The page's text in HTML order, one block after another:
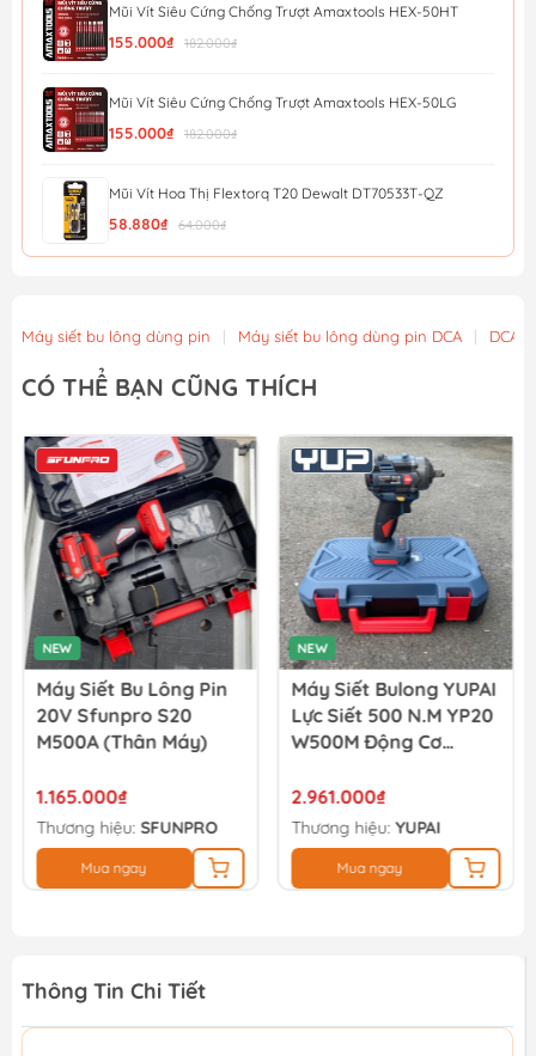
Mũi Vít Siêu Cứng Chống Trượt Amaxtools HEX-50HT
155.000₫ 182.000₫
Mũi Vít Siêu Cứng Chống Trượt Amaxtools HEX-50LG
155.000₫ 182.000₫
Mũi Vít Hoa Thị Flextorq T20 Dewalt DT70533T-QZ
58.880₫ 64.000₫
Mũi Vít Chống Trượt Amaxtools HEX-75CT
49.900₫
Mũi Vít Chống Trượt Amaxtools HEX-65CT
44.900₫
Máy siết bu lông dùng pin | Máy siết bu lông dùng pin DCA | DCA
CÓ THỂ BẠN CŨNG THÍCH
NEW
Máy Siết Bu Lông Pin
20V Sfunpro S20
M500A (thân Máy)
1.165.000₫
Thương hiệu: SFUNPRO
Mua ngay
NEW
Máy Siết Bulong YUPAI
Lực Siết 500 N.M YP20
W500M Động Cơ
Bộ)
2.961.000₫
Thương hiệu:YUPAI
Mua ngay
Thông Tin Chi Tiết